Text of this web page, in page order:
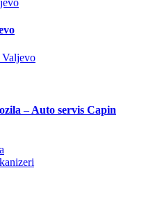
– Auto servis Capin